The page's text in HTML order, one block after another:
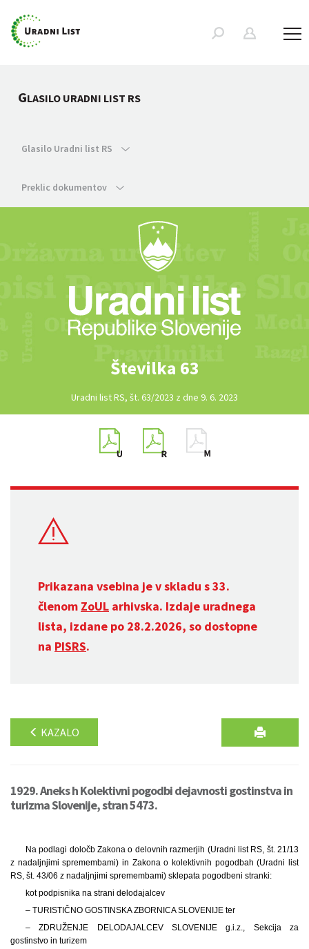
GLASILO URADNI LIST RS
Glasilo Uradni list RS
Preklic dokumentov
Številka 63
Uradni list RS, št. 63/2023 z dne 9. 6. 2023
Prikazana vsebina je v skladu s 33.
členom ZoUL arhivska. Izdaje uradnega
lista, izdane po 28.2.2026, so dostopne
na PISRS.
KAZALO
1929. Aneks h Kolektivni pogodbi dejavnosti gostinstva in
turizma Slovenije, stran 5473.
Na podlagi določb Zakona o delovnih razmerjih (Uradni list RS, št. 21/13
z nadaljnjimi spremembami) in Zakona o kolektivnih pogodbah (Uradni list
RS, št. 43/06 z nadaljnjimi spremembami) sklepata pogodbeni stranki:
kot podpisnika na strani delodajalcev
– TURISTIČNO GOSTINSKA ZBORNICA SLOVENIJE ter
– ZDRUŽENJE DELODAJALCEV SLOVENIJE g.i.z., Sekcija za
gostinstvo in turizem